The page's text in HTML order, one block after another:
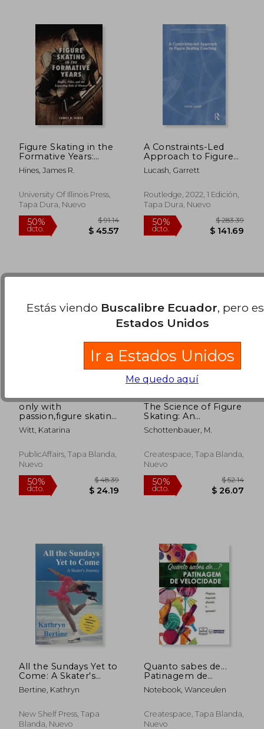
$ 38.26
50%
dcto. $ 20.84 dcto. $
Figure Skating in the
Formative Years:
Singles, Pairs, and the
Expanding Role of
Hines, James R.
University Of Illinois Press,
Tapa Dura, Nuevo
A Constraints-Led
Approach to Figure
Skating Coaching
(Routledge Studies in
Methodologies in
Sport) (en Inglés)
Lucash, Garrett
Routledge, 2022, 1 Edición,
Tapa Dura, Nuevo
only with
passion,figure skating
´s most winning
champion on
(en Inglés)
Witt, Katarina
PublicAffairs, Tapa Blanda,
Nuevo
The Science of Figure
Skating: An
Anthology of 28
Graphs for Kids,
Adults (en Inglés)
Schottenbauer, M.
Createspace, Tapa Blanda,
Nuevo
All the Sundays Yet to
Come: A Skater's
Journey (en Inglés)
Bertine, Kathryn
New Shelf Press, Tapa
Blanda, Nuevo
Quanto sabes de...
Patinagem de
Velocidade (en
Portugués)
Notebook, Wanceulen
Createspace, Tapa Blanda,
Nuevo
Estás viendo Buscalibre Ecuador, pero
Estados Unidos
Ir a Estados Unidos
Me quedo aquí